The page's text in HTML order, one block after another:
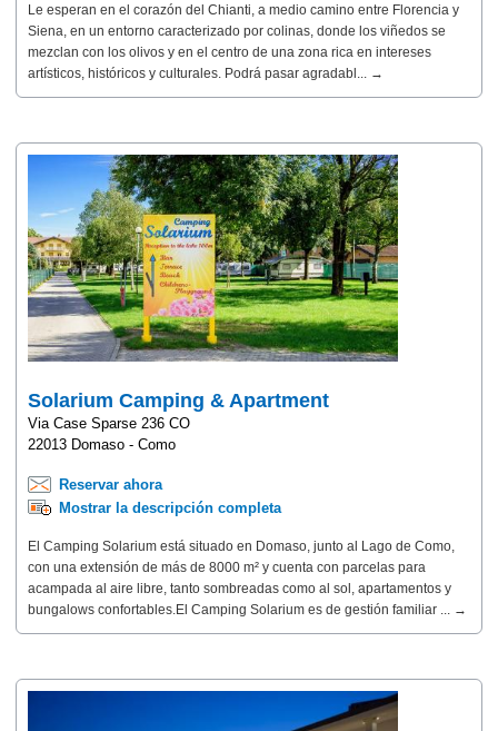
Le esperan en el corazón del Chianti, a medio camino entre Florencia y
Siena, en un entorno caracterizado por colinas, donde los viñedos se
mezclan con los olivos y en el centro de una zona rica en intereses
artísticos, históricos y culturales. Podrá pasar agradabl... →
Solarium Camping & Apartment
Via Case Sparse 236 CO
22013 Domaso - Como
Reservar ahora
Mostrar la descripción completa
El Camping Solarium está situado en Domaso, junto al Lago de Como,
con una extensión de más de 8000 m² y cuenta con parcelas para
acampada al aire libre, tanto sombreadas como al sol, apartamentos y
bungalows confortables.El Camping Solarium es de gestión familiar ... →